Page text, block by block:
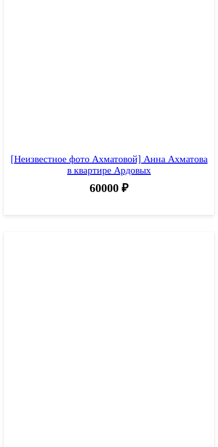
[Неизвестное фото Ахматовой] Анна Ахматова
в квартире Ардовых
60000 ₽